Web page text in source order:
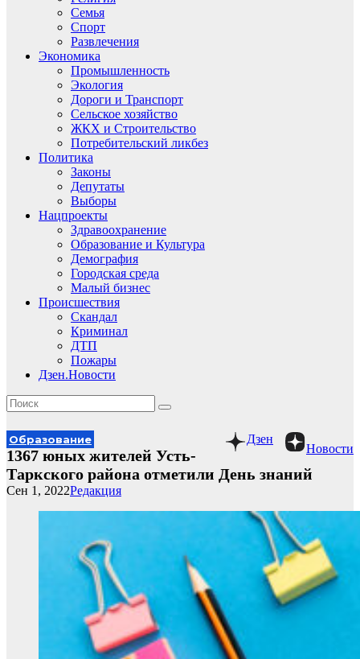
Семья
Спорт
Развлечения
Экономика
Промышленность
Экология
Дороги и Транспорт
Сельское хозяйство
ЖКХ и Строительство
Потребительский ликбез
Политика
Законы
Депутаты
Выборы
Нацпроекты
Здравоохранение
Образование и Культура
Демография
Городская среда
Малый бизнес
Происшествия
Скандал
Криминал
ДТП
Пожары
Дзен.Новости
Новости
Дзен
Образование
1367 юных жителей Усть-
Таркского района отметили День знаний
Редакция
Сен 1, 2022